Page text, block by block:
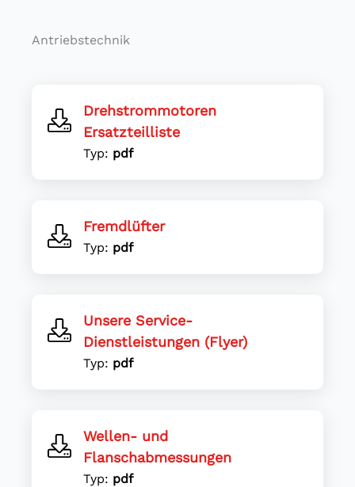
Antriebstechnik
Drehstrommotoren
Ersatzteilliste
Typ: pdf
Fremdlüfter
Typ: pdf
Unsere Service-
Dienstleistungen (Flyer)
Typ: pdf
Wellen- und
Flanschabmessungen
Typ: pdf